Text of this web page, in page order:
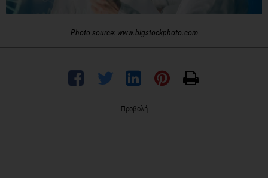
Photo source: www.bigstockphoto.com
Προβολή